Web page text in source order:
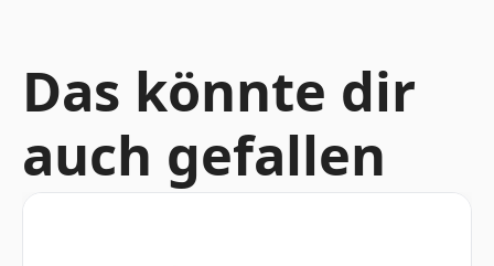
Das könnte dir
auch gefallen